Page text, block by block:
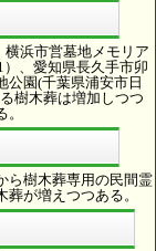
浜市営墓地メモリア
、愛知県長久手市卯
公園(千葉県浦安市日
樹木葬は増加しつつ
ら樹木葬専用の民間霊
が増えつつある。